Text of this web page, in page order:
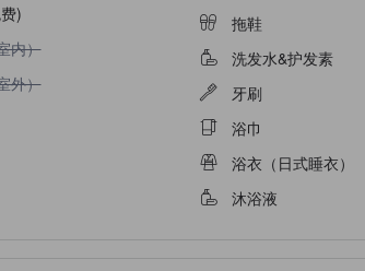
)
（室内）
内）
（室外）
外）
拖鞋
洗发水&护发素
牙刷
浴巾
浴衣（日式睡衣）
沐浴液